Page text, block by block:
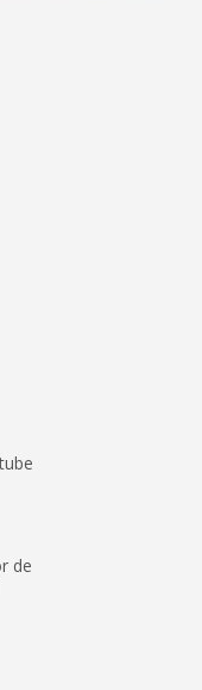
de